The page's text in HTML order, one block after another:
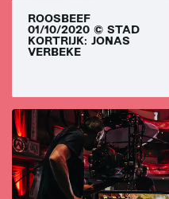
ROOSBEEF
01/10/2020 © STAD
KORTRIJK: JONAS
VERBEKE